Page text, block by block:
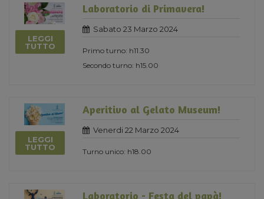
LEGGI
TUTTO
Laboratorio di Primavera!
Sabato 23 Marzo 2024
Primo turno: h11.30
Secondo turno: h15.00
LEGGI
TUTTO
Aperitivo al Gelato Museum!
Venerdi 22 Marzo 2024
Turno unico: h18.00
Laboratorio - Festa del papà!